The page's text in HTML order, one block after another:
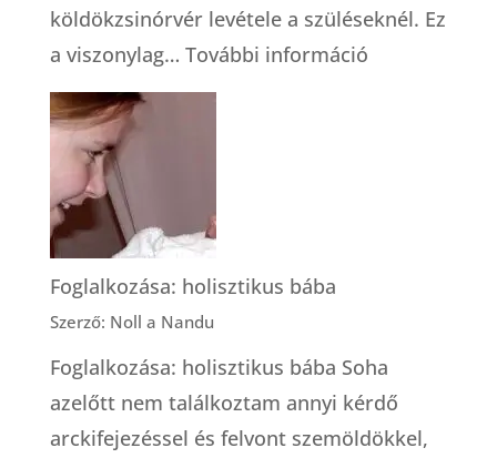
köldökzsinórvér levétele a szüléseknél. Ez
a viszonylag… További információ:
Foglalkozása: holisztikus bába
Szerző: Noll a Nandu
Foglalkozása: holisztikus bába Soha
azelőtt nem találkoztam annyi kérdő
arckifejezéssel és felvont szemöldökkel,